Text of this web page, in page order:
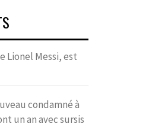
Lionel Messi, est
condamné à
un an avec sursis